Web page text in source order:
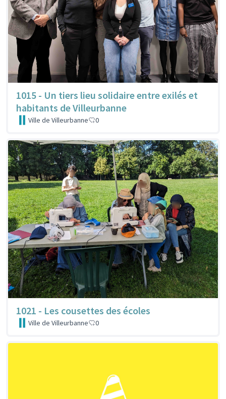
1015 - Un tiers lieu solidaire entre exilés et
habitants de Villeurbanne
Ville de Villeurbanne 0
1021 - Les cousettes des écoles
Ville de Villeurbanne 0